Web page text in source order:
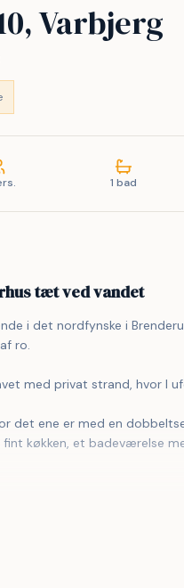
Varbjerg
1 bad
tæt ved vandet
i det nordfynske i
ro.
med privat strand, hvor I
køkken, et badeværelse
feriedage med grillhygge